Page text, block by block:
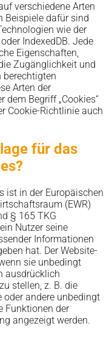
verschiedene Arten
Beispiele dafür sind
wie der
IndexedDB. Jede
Eigenschaften,
Zugänglichkeit und
Arten der
dem Begriff „Cookies“
Cookie-Richtlinie auch
für das
ist in der Europäischen
(EWR)
§ 165 TKG
Nutzer seine
Informationen
hat. Der Website-
sie unbedingt
ausdrücklich
stellen, z. B. die
oder andere unbedingt
Funktionen der
angezeigt werden.